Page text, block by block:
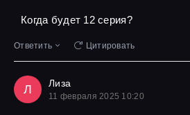
Когда будет 12 серия?
Ответить Цитировать
Л Лиза
11 февраля 2025 10:20